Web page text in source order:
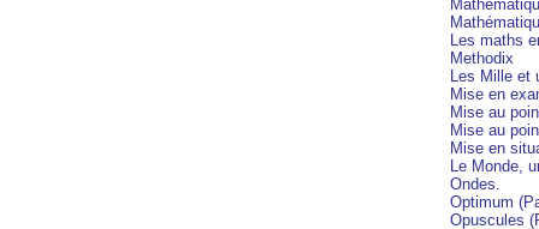
Les maths
Methodix
Les Mille et
Mise en
Mise au
Mise au
Mise en
Le Monde,
Ondes.
Optimum
Opuscules